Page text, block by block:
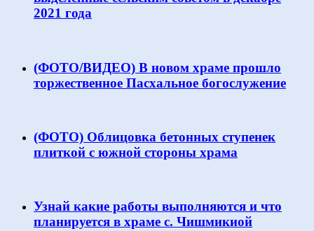
2021 года
(ФОТО/ВИДЕО) В новом храме прошло
торжественное Пасхальное богослужение
(ФОТО) Облицовка бетонных ступенек
плиткой с южной стороны храма
Узнай какие работы выполняются и что
планируется в храме с. Чишмикиой